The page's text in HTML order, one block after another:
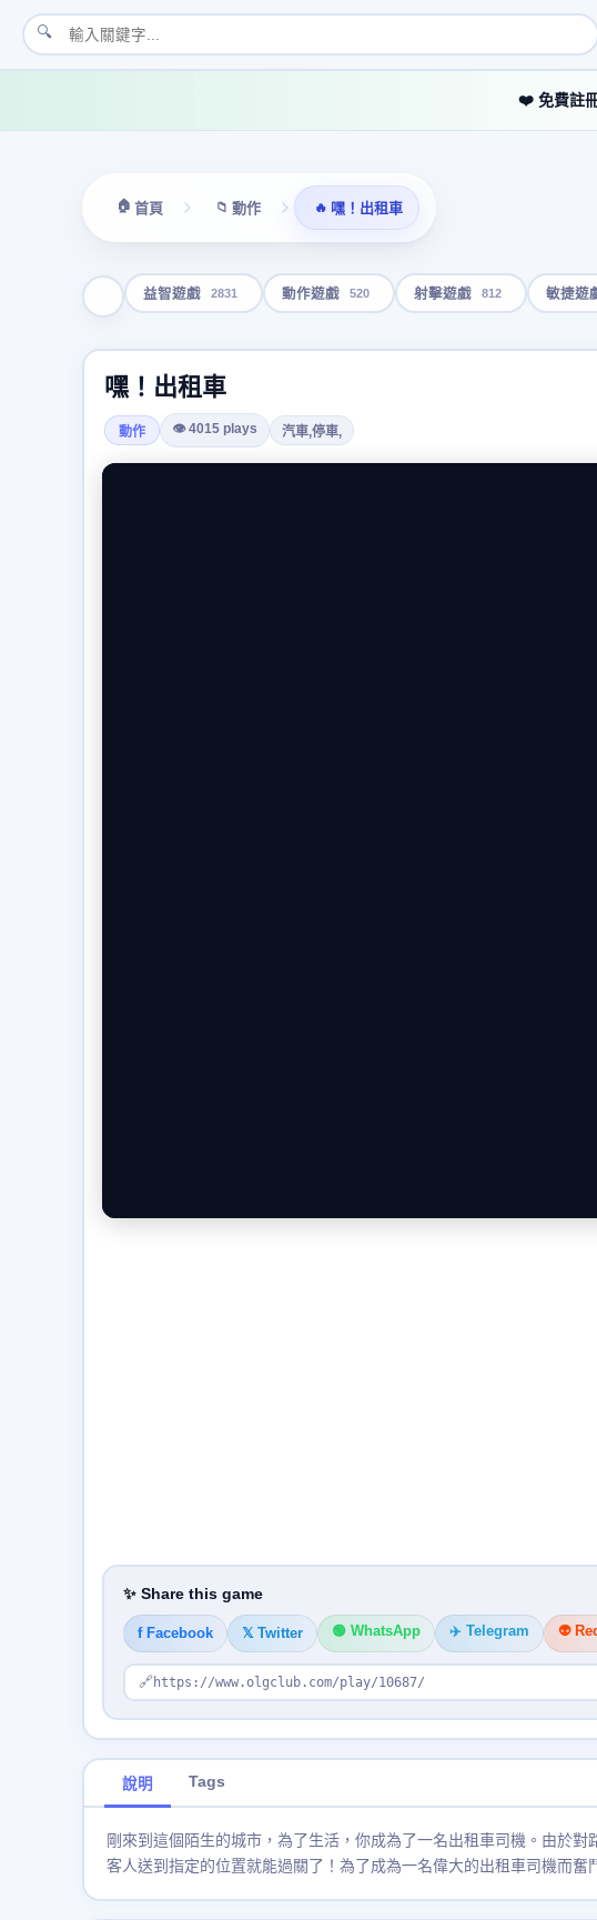
🔍
❤️ 免費註
🏠 首頁 📁 動作 🔥 嘿！出租車
益智遊戲 2831 動作遊戲 520 射擊遊戲 812 敏捷遊
嘿！出租車
動作 👁 4015 plays 汽車,停車,
✨ Share this game
f Facebook 𝕏 Twitter 🟢 WhatsApp ✈️ Telegram 👽
🔗 https://www.olgclub.com/play/10687/
說明 Tags
剛來到這個陌生的城市，為了生活，你成為了一名出租車司機。由於
客人送到指定的位置就能過關了！為了成為一名偉大的出租車司機而奮